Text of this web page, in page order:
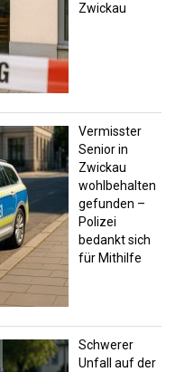
Zwickau
Vermisster
Senior in
Zwickau
wohlbehalten
gefunden –
Polizei
bedankt sich
für Mithilfe
Schwerer
Unfall auf der